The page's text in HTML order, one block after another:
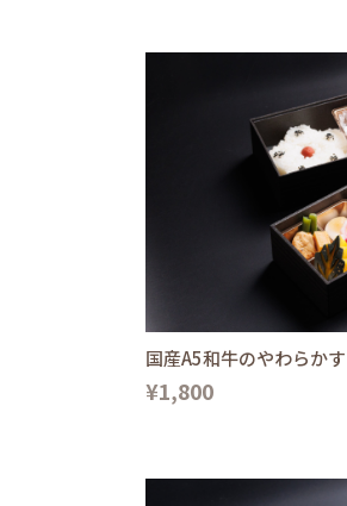
国産A5和牛のやわらか
¥1,800